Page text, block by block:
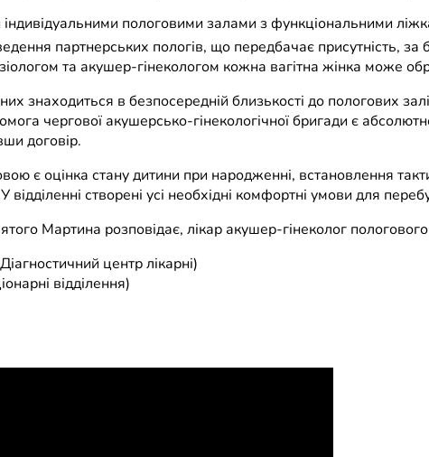
індивідуальними пологовими залами з функціональними
партнерських пологів, що передбачає присутність,
та акушер-гінекологом кожна вагітна жінка може
знаходиться в безпосередній близькості до пологових
чергової акушерсько-гінекологічної бригади є
договір.
є оцінка стану дитини при народженні, встановлення
створені усі необхідні комфортні умови для
Мартина розповідає, лікар акушер-гінеколог
центр лікарні)
відділення)